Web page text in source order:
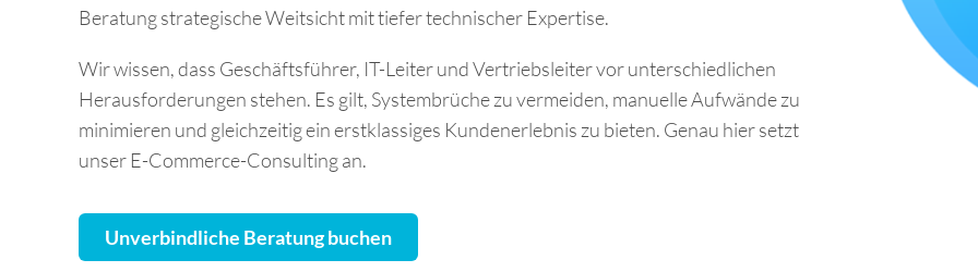
Beratung strategische Weitsicht mit tiefer technischer Expertise.
Wir wissen, dass Geschäftsführer, IT-Leiter und Vertriebsleiter vor unterschiedlichen
Herausforderungen stehen. Es gilt, Systembrüche zu vermeiden, manuelle Aufwände zu
minimieren und gleichzeitig ein erstklassiges Kundenerlebnis zu bieten. Genau hier setzt
unser E-Commerce-Consulting an.
Unverbindliche Beratung buchen